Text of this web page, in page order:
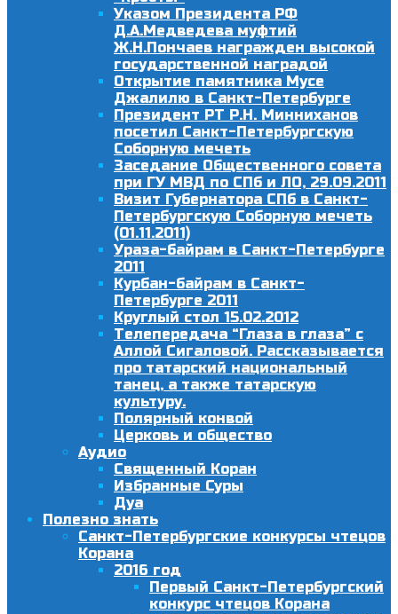
Указом Президента РФ
Д.А.Медведева муфтий
Ж.Н.Пончаев награжден высокой
государственной наградой
Открытие памятника Мусе
Джалилю в Санкт-Петербурге
Президент РТ Р.Н. Минниханов
посетил Санкт-Петербургскую
Соборную мечеть
Заседание Общественного совета
при ГУ МВД по СПб и ЛО, 29.09.2011
Визит Губернатора СПб в Санкт-
Петербургскую Соборную мечеть
(01.11.2011)
Ураза-байрам в Санкт-Петербурге
2011
Курбан-байрам в Санкт-
Петербурге 2011
Круглый стол 15.02.2012
Телепередача “Глаза в глаза” с
Аллой Сигаловой. Рассказывается
про татарский национальный
танец, а также татарскую
культуру.
Полярный конвой
Церковь и общество
Аудио
Священный Коран
Избранные Суры
Дуа
Полезно знать
Санкт-Петербургские конкурсы чтецов
Корана
2016 год
Первый Санкт-Петербургский
конкурс чтецов Корана